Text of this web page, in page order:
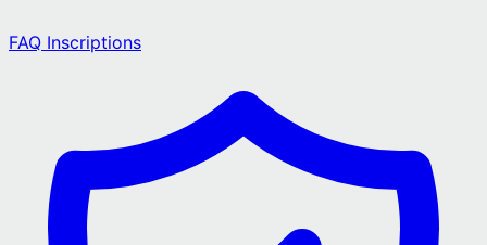
FAQ Inscriptions